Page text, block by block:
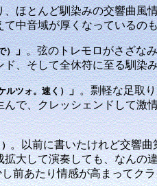
ほとんど馴染みの交響曲風
中音域が厚くなっているの
）」。弦のトレモロがさざな
、そして全休符に至る馴染
ルツォ。速く）」。剽軽な足取
で、クレッシェンドして激
。以前に書いたけれど交響曲
大して演奏しても、なんの
前あたり情感が高まってク